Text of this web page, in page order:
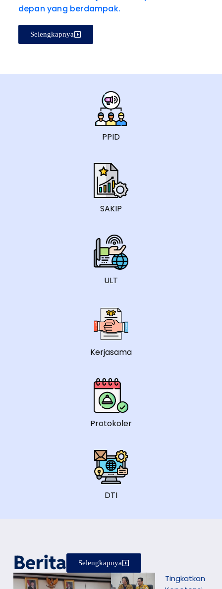
depan yang berdampak.
Selengkapnya
PPID
SAKIP
ULT
Kerjasama
Protokoler
DTI
Berita Selengkapnya
Tingkatkan